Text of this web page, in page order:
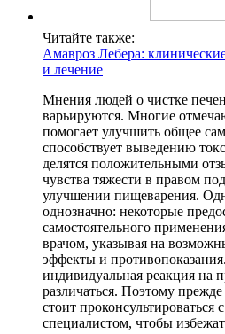
Читайте также:
Амавроз Лебера:
и лечение
Мнения людей о чистке
варьируются. Многие
помогает улучшить общее
способствует выведению
делятся положительными
чувства тяжести в правом
улучшении пищеварения.
однозначно: некоторые
самостоятельного
врачом, указывая на
эффекты и
индивидуальная реакция на
различаться. Поэтому
стоит
специалистом, чтобы